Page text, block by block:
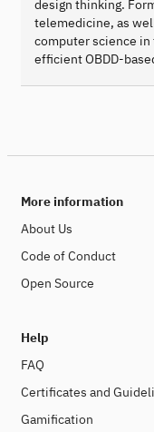
design thinking.
telemedicine, as
computer science in
efficient OBDD-
More information
About Us
Code of Conduct
Open Source
Help
FAQ
Certificates and
Gamification